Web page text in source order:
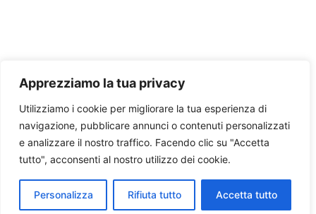
Apprezziamo la tua privacy
Utilizziamo i cookie per migliorare la tua esperienza di
navigazione, pubblicare annunci o contenuti personalizzati
e analizzare il nostro traffico. Facendo clic su "Accetta
tutto", acconsenti al nostro utilizzo dei cookie.
Personalizza Rifiuta tutto Accetta tutto